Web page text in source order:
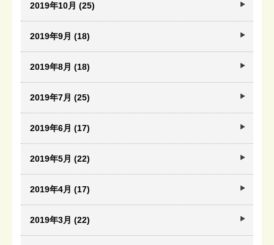
2019年10月 (25)
2019年9月 (18)
2019年8月 (18)
2019年7月 (25)
2019年6月 (17)
2019年5月 (22)
2019年4月 (17)
2019年3月 (22)